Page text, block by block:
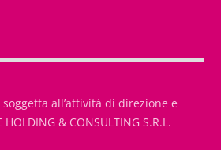
all’attività di direzione e
& CONSULTING S.R.L.